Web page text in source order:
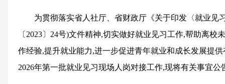
为贯彻落实省人社厅、省财政厅《关于印发〈就业见
〔2023〕24号)文件精神,切实做好就业见习工作,帮助离校
作经验,提升就业能力,进一步促进青年就业和成长发展提
2026年第一批就业见习现场人岗对接工作,现将有关事宜公